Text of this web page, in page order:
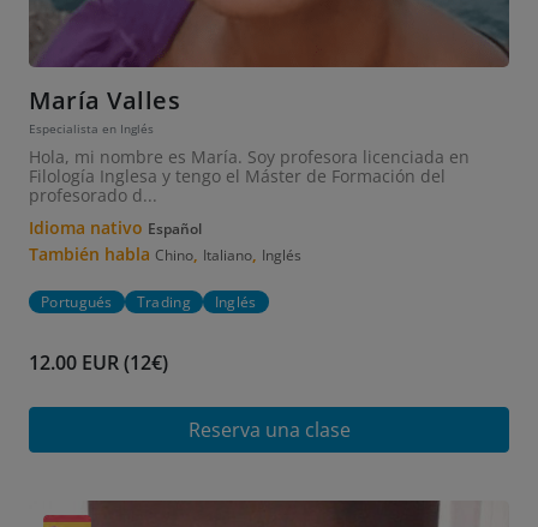
María Valles
Especialista en Inglés
Hola, mi nombre es María. Soy profesora licenciada en
Filología Inglesa y tengo el Máster de Formación del
profesorado d...
Idioma nativo Español
También habla Chino Italiano Inglés
Portugués Trading Inglés
12.00 EUR (12€)
Reserva una clase